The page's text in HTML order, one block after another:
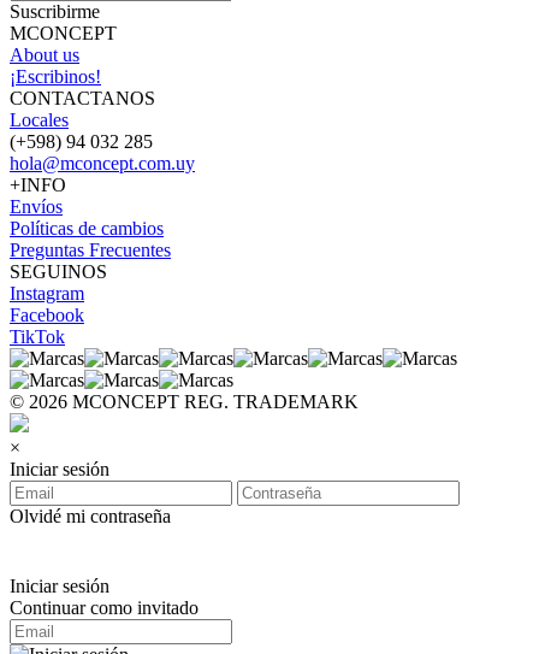
Suscribirme
MCONCEPT
About us
¡Escribinos!
CONTACTANOS
Locales
(+598) 94 032 285
hola@mconcept.com.uy
+INFO
Envíos
Políticas de cambios
Preguntas Frecuentes
SEGUINOS
Instagram
Facebook
TikTok
© 2026 MCONCEPT REG. TRADEMARK
×
Iniciar sesión
Olvidé mi contraseña
Iniciar sesión
Continuar como invitado